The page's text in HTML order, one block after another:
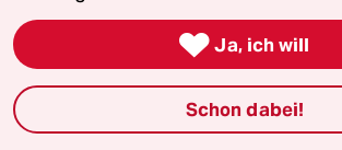
Stellen
Presse
 Ja, ich will
Schon dabei!